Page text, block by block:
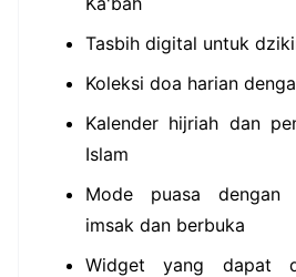
Tasbih digital untuk
Koleksi doa harian
Kalender hijriah dan
Islam
Mode puasa dengan
imsak dan berbuka
Widget yang dapat